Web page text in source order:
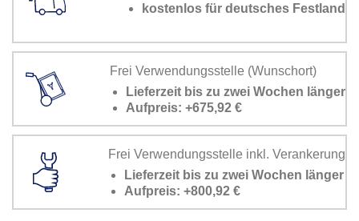
kostenlos für deutsches Festland
Frei Verwendungsstelle (Wunschort)
Lieferzeit bis zu zwei Wochen länger
Aufpreis: +675,92 €
Frei Verwendungsstelle inkl. Verankerung
Lieferzeit bis zu zwei Wochen länger
Aufpreis: +800,92 €